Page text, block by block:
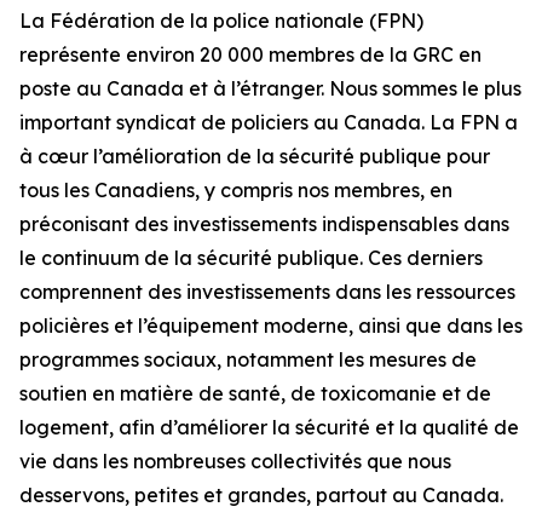
La Fédération de la police nationale (FPN)
représente environ 20 000 membres de la GRC en
poste au Canada et à l’étranger. Nous sommes le plus
important syndicat de policiers au Canada. La FPN a
à cœur l’amélioration de la sécurité publique pour
tous les Canadiens, y compris nos membres, en
préconisant des investissements indispensables dans
le continuum de la sécurité publique. Ces derniers
comprennent des investissements dans les ressources
policières et l’équipement moderne, ainsi que dans les
programmes sociaux, notamment les mesures de
soutien en matière de santé, de toxicomanie et de
logement, afin d’améliorer la sécurité et la qualité de
vie dans les nombreuses collectivités que nous
desservons, petites et grandes, partout au Canada.